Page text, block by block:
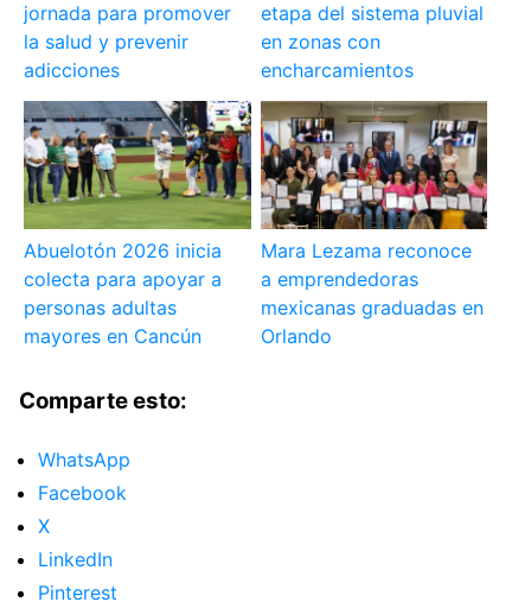
jornada para promover
la salud y prevenir
adicciones
etapa del sistema pluvial
en zonas con
encharcamientos
Abuelotón 2026 inicia
colecta para apoyar a
personas adultas
mayores en Cancún
Mara Lezama reconoce
a emprendedoras
mexicanas graduadas en
Orlando
Comparte esto:
WhatsApp
Facebook
X
LinkedIn
Pinterest